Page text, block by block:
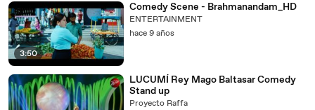
3:50
Comedy Scene - Brahmanandam_HD
ENTERTAINMENT
hace 9 años
LUCUMÍ Rey Mago Baltasar Comedy
Stand up
Proyecto Raffa